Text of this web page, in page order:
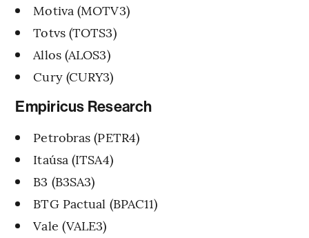
Motiva (MOTV3)
Totvs (TOTS3)
Allos (ALOS3)
Cury (CURY3)
Empiricus Research
Petrobras (PETR4)
Itaúsa (ITSA4)
B3 (B3SA3)
BTG Pactual (BPAC11)
Vale (VALE3)